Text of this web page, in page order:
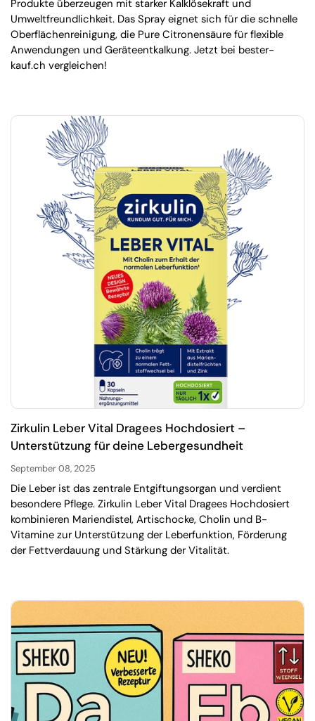
Produkte überzeugen mit starker Kalklösekraft und
Umweltfreundlichkeit. Das Spray eignet sich für die schnelle
Oberflächenreinigung, die Pure Citronensäure für flexible
Anwendungen und Geräteentkalkung. Jetzt bei bester-
kauf.ch vergleichen!
Zirkulin Leber Vital Dragees Hochdosiert –
Unterstützung für deine Lebergesundheit
September 08, 2025
Die Leber ist das zentrale Entgiftungsorgan und verdient
besondere Pflege. Zirkulin Leber Vital Dragees Hochdosiert
kombinieren Mariendistel, Artischocke, Cholin und B-
Vitamine zur Unterstützung der Leberfunktion, Förderung
der Fettverdauung und Stärkung der Vitalität.